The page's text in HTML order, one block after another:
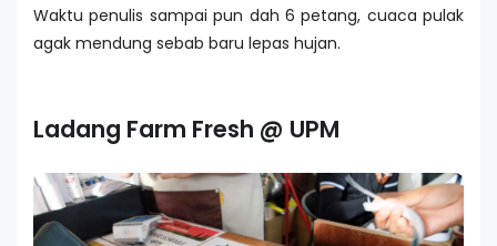
Waktu penulis sampai pun dah 6 petang, cuaca pulak
agak mendung sebab baru lepas hujan.
Ladang Farm Fresh @ UPM